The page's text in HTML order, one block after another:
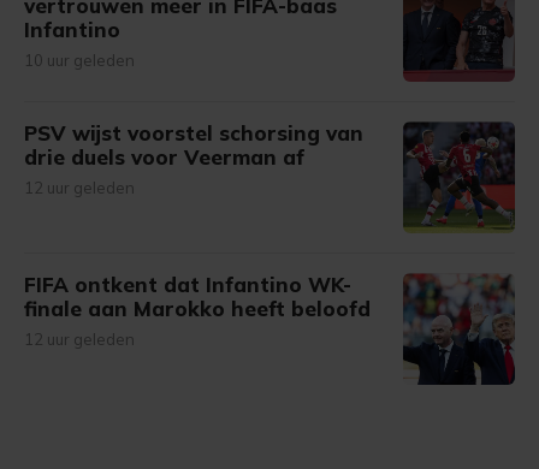
vertrouwen meer in FIFA-baas
Infantino
10 uur geleden
PSV wijst voorstel schorsing van
drie duels voor Veerman af
12 uur geleden
FIFA ontkent dat Infantino WK-
finale aan Marokko heeft beloofd
12 uur geleden